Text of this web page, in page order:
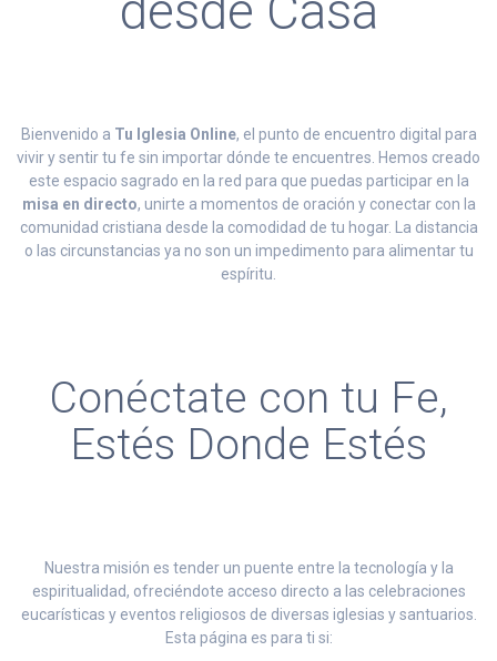
Bienvenido a Tu Iglesia Online, el punto de encuentro digital para
vivir y sentir tu fe sin importar dónde te encuentres. Hemos creado
este espacio sagrado en la red para que puedas participar en la
misa en directo, unirte a momentos de oración y conectar con la
comunidad cristiana desde la comodidad de tu hogar. La distancia
o las circunstancias ya no son un impedimento para alimentar tu
espíritu.
Conéctate con tu Fe,
Estés Donde Estés
Nuestra misión es tender un puente entre la tecnología y la
espiritualidad, ofreciéndote acceso directo a las celebraciones
eucarísticas y eventos religiosos de diversas iglesias y santuarios.
Esta página es para ti si: